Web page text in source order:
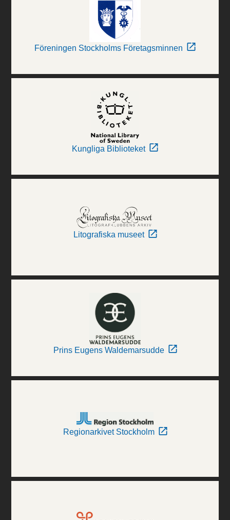
Föreningen Stockholms Företagsminnen
Kungliga Biblioteket
Litografiska museet
Prins Eugens Waldemarsudde
Regionarkivet Stockholm